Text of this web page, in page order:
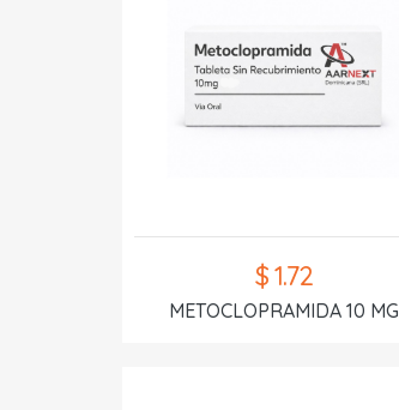
$ 1.72
METOCLOPRAMIDA 10 MG